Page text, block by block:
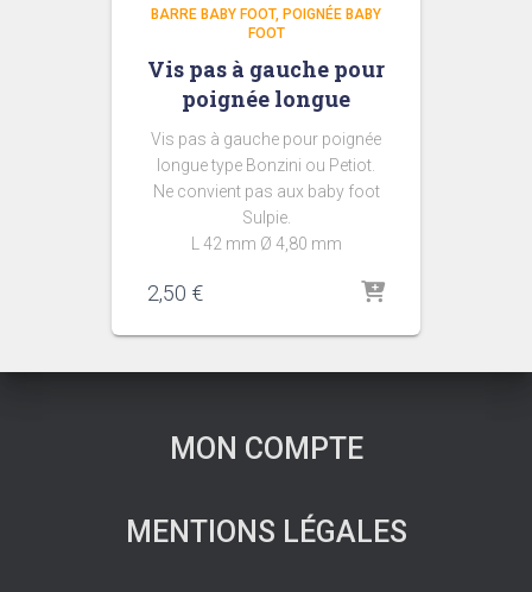
BARRE BABY FOOT POIGNÉE BABY
FOOT
Vis pas à gauche pour
poignée longue
Vis pas à gauche pour poignée
longue type Bonzini ou Petiot.
Ne convient pas aux baby foot
Sulpie.
L 42 mm Ø 4,80 mm
2,50 €
MON COMPTE
MENTIONS LÉGALES